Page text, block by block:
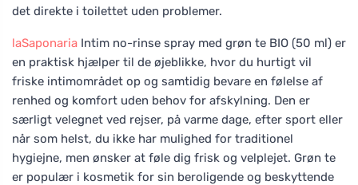
det direkte i toilettet uden problemer.
laSaponaria Intim no-rinse spray med grøn te BIO (50 ml) er
en praktisk hjælper til de øjeblikke, hvor du hurtigt vil
friske intimområdet op og samtidig bevare en følelse af
renhed og komfort uden behov for afskylning. Den er
særligt velegnet ved rejser, på varme dage, efter sport eller
når som helst, du ikke har mulighed for traditionel
hygiejne, men ønsker at føle dig frisk og velplejet. Grøn te
er populær i kosmetik for sin beroligende og beskyttende